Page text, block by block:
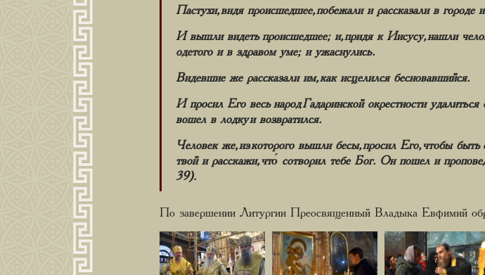
Пастухи, видя происшедшее, побежали и рассказали в городе
И вышли видеть происшедшее; и, придя к Иисусу, нашли
одетого и в здравом уме; и ужаснулись.
Видевшие же рассказали им, как исцелился бесновавшийся.
И просил Его весь народ Гадаринской окрестности
вошел в лодку и возвратился.
Человек же, из которого вышли бесы, просил Его, чтобы
твой и расскажи, что́ сотворил тебе Бог. Он пошел и
39).
По завершении Литургии Преосвященный Владыка Евфимий